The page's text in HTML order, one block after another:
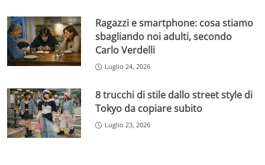
Ragazzi e smartphone: cosa stiamo
sbagliando noi adulti, secondo
Carlo Verdelli
Luglio 24, 2026
8 trucchi di stile dallo street style di
Tokyo da copiare subito
Luglio 23, 2026